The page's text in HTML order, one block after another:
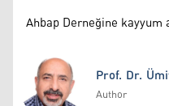
Ahbap Derneğine kayyum
Prof. Dr.
Author